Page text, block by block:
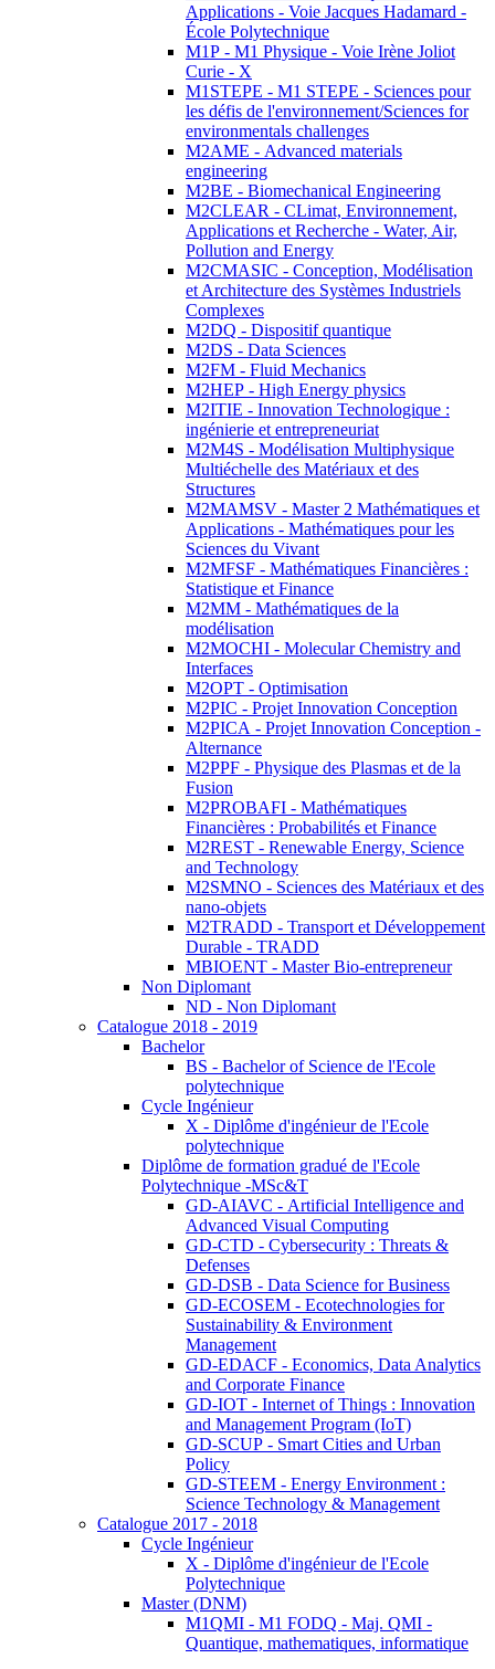
Applications - Voie Jacques Hadamard -
École Polytechnique
M1P - M1 Physique - Voie Irène Joliot
Curie - X
M1STEPE - M1 STEPE - Sciences pour
les défis de l'environnement/Sciences for
environmentals challenges
M2AME - Advanced materials
engineering
M2BE - Biomechanical Engineering
M2CLEAR - CLimat, Environnement,
Applications et Recherche - Water, Air,
Pollution and Energy
M2CMASIC - Conception, Modélisation
et Architecture des Systèmes Industriels
Complexes
M2DQ - Dispositif quantique
M2DS - Data Sciences
M2FM - Fluid Mechanics
M2HEP - High Energy physics
M2ITIE - Innovation Technologique :
ingénierie et entrepreneuriat
M2M4S - Modélisation Multiphysique
Multiéchelle des Matériaux et des
Structures
M2MAMSV - Master 2 Mathématiques et
Applications - Mathématiques pour les
Sciences du Vivant
M2MFSF - Mathématiques Financières :
Statistique et Finance
M2MM - Mathématiques de la
modélisation
M2MOCHI - Molecular Chemistry and
Interfaces
M2OPT - Optimisation
M2PIC - Projet Innovation Conception
M2PICA - Projet Innovation Conception -
Alternance
M2PPF - Physique des Plasmas et de la
Fusion
M2PROBAFI - Mathématiques
Financières : Probabilités et Finance
M2REST - Renewable Energy, Science
and Technology
M2SMNO - Sciences des Matériaux et des
nano-objets
M2TRADD - Transport et Développement
Durable - TRADD
MBIOENT - Master Bio-entrepreneur
Non Diplomant
ND - Non Diplomant
Catalogue 2018 - 2019
Bachelor
BS - Bachelor of Science de l'Ecole
polytechnique
Cycle Ingénieur
X - Diplôme d'ingénieur de l'Ecole
polytechnique
Diplôme de formation gradué de l'Ecole
Polytechnique -MSc&T
GD-AIAVC - Artificial Intelligence and
Advanced Visual Computing
GD-CTD - Cybersecurity : Threats &
Defenses
GD-DSB - Data Science for Business
GD-ECOSEM - Ecotechnologies for
Sustainability & Environment
Management
GD-EDACF - Economics, Data Analytics
and Corporate Finance
GD-IOT - Internet of Things : Innovation
and Management Program (IoT)
GD-SCUP - Smart Cities and Urban
Policy
GD-STEEM - Energy Environment :
Science Technology & Management
Catalogue 2017 - 2018
Cycle Ingénieur
X - Diplôme d'ingénieur de l'Ecole
Polytechnique
Master (DNM)
M1QMI - M1 FODQ - Maj. QMI -
Quantique, mathematiques, informatique